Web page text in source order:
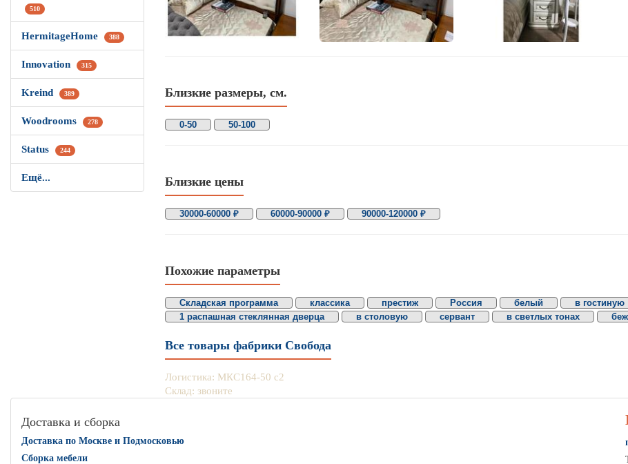
510
HermitageHome 388
Innovation 315
Kreind 389
Woodrooms 278
Status 244
Ещё...
Близкие размеры, см.
0-50 50-100
Близкие цены
30000-60000 ₽ 60000-90000 ₽ 90000-120000 ₽
Похожие параметры
Складская программа классика престиж Россия белый в гостиную
1 распашная стеклянная дверца
в столовую сервант в светлых тонах
Все товары фабрики Свобода
Логистика: МКС164-50 с2
Склад: звоните
Доставка и сборка
Доставка по Москве и Подмосковью
Сборка мебели